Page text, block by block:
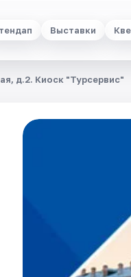
Выставки
д.2. Киоск "Турсервис"